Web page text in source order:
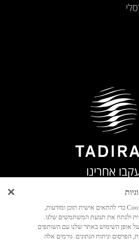
אחרינו
אנחנו משתמשים בקובצי Cookie כדי להתאים אישית תוכן ומודעות,
ולנתח את תנועת המשתמשים שלנו.
אופן השימוש באתר שלנו עם השותפים
הפרסום וניתוח הנתונים. גורמים אלה